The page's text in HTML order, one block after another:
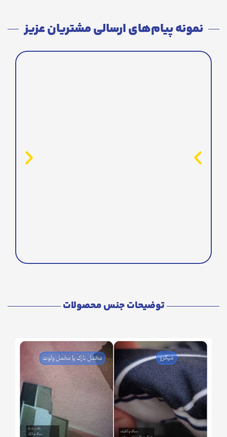
نمونه پیام‌های ارسالی مشتریان عزیز
توضیحات جنس محصولات